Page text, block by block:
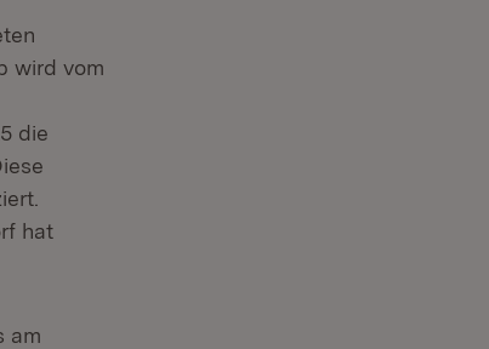
wird vom
die
hat
am